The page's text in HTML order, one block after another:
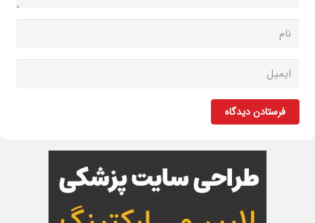
فرستادن دیدگاه